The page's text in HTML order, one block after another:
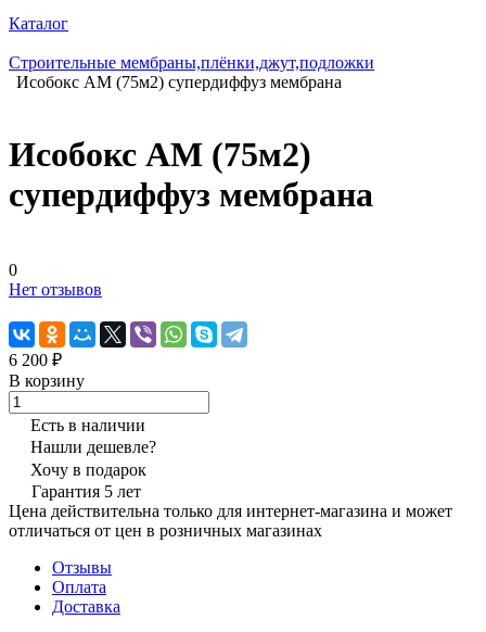
Каталог
Строительные мембраны,плёнки,джут,подложки
Исобокс АМ (75м2) супердиффуз мембрана
Исобокс АМ (75м2)
супердиффуз мембрана
0
Нет отзывов
6 200 ₽
В корзину
Есть в наличии
Нашли дешевле?
Хочу в подарок
Гарантия 5 лет
Цена действительна только для интернет-магазина и может
отличаться от цен в розничных магазинах
Отзывы
Оплата
Доставка